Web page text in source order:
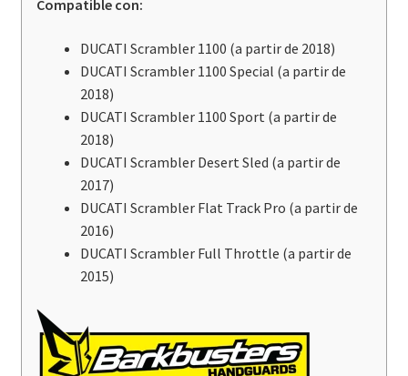
Compatible con:
DUCATI Scrambler 1100 (a partir de 2018)
DUCATI Scrambler 1100 Special (a partir de
2018)
DUCATI Scrambler 1100 Sport (a partir de
2018)
DUCATI Scrambler Desert Sled (a partir de
2017)
DUCATI Scrambler Flat Track Pro (a partir de
2016)
DUCATI Scrambler Full Throttle (a partir de
2015)